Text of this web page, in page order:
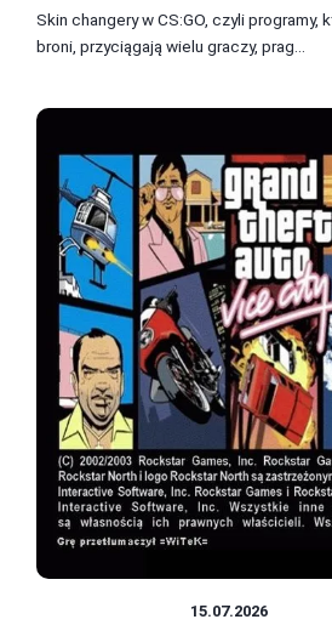
Skin changery w CS:GO, czyli programy,
broni, przyciągają wielu graczy, prag...
15.07.2026